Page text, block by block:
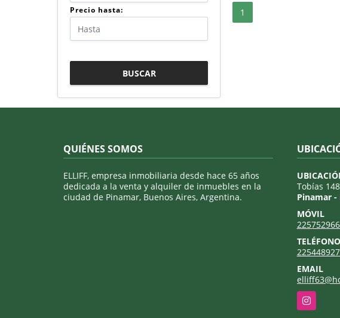
Precio hasta:
BUSCAR
1
QUIÉNES SOMOS
ELLIFF, empresa inmobiliaria desde hace 65 años
dedicada a la venta y alquiler de inmuebles en la
ciudad de Pinamar, Buenos Aires, Argentina.
Tobías 148
Pinamar -
MÓVIL
TELÉFONO
EMAIL
Instagram